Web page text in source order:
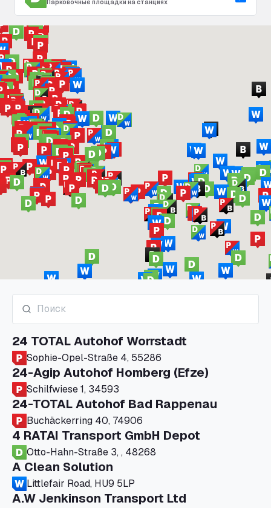
Парковочные площадки на станциях
24 TOTAL Autohof Worrstadt
Sophie-Opel-Straße 4, 55286
24-Agip Autohof Homberg (Efze)
Schilfwiese 1, 34593
24-TOTAL Autohof Bad Rappenau
Buchäckerring 40, 74906
4 RATAI Transport GmbH Depot
Otto-Hahn-Straße 3, , 48268
A Clean Solution
Littlefair Road, HU9 5LP
A.W Jenkinson Transport Ltd